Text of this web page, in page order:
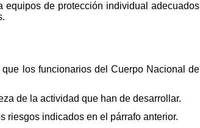
de protección individual adecuados
los funcionarios del Cuerpo Nacional de
de la actividad que han de desarrollar.
riesgos indicados en el párrafo anterior.